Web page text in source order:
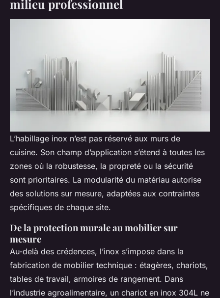
milieu professionnel
L’habillage inox n’est pas réservé aux murs de
cuisine. Son champ d’application s’étend à toutes les
zones où la robustesse, la propreté ou la sécurité
sont prioritaires. La modularité du matériau autorise
des solutions sur mesure, adaptées aux contraintes
spécifiques de chaque site.
De la protection murale au mobilier sur
mesure
Au-delà des crédences, l’inox s’impose dans la
fabrication de mobilier technique : étagères, chariots,
tables de travail, armoires de rangement. Dans
l’industrie agroalimentaire, un chariot en inox 304L ne